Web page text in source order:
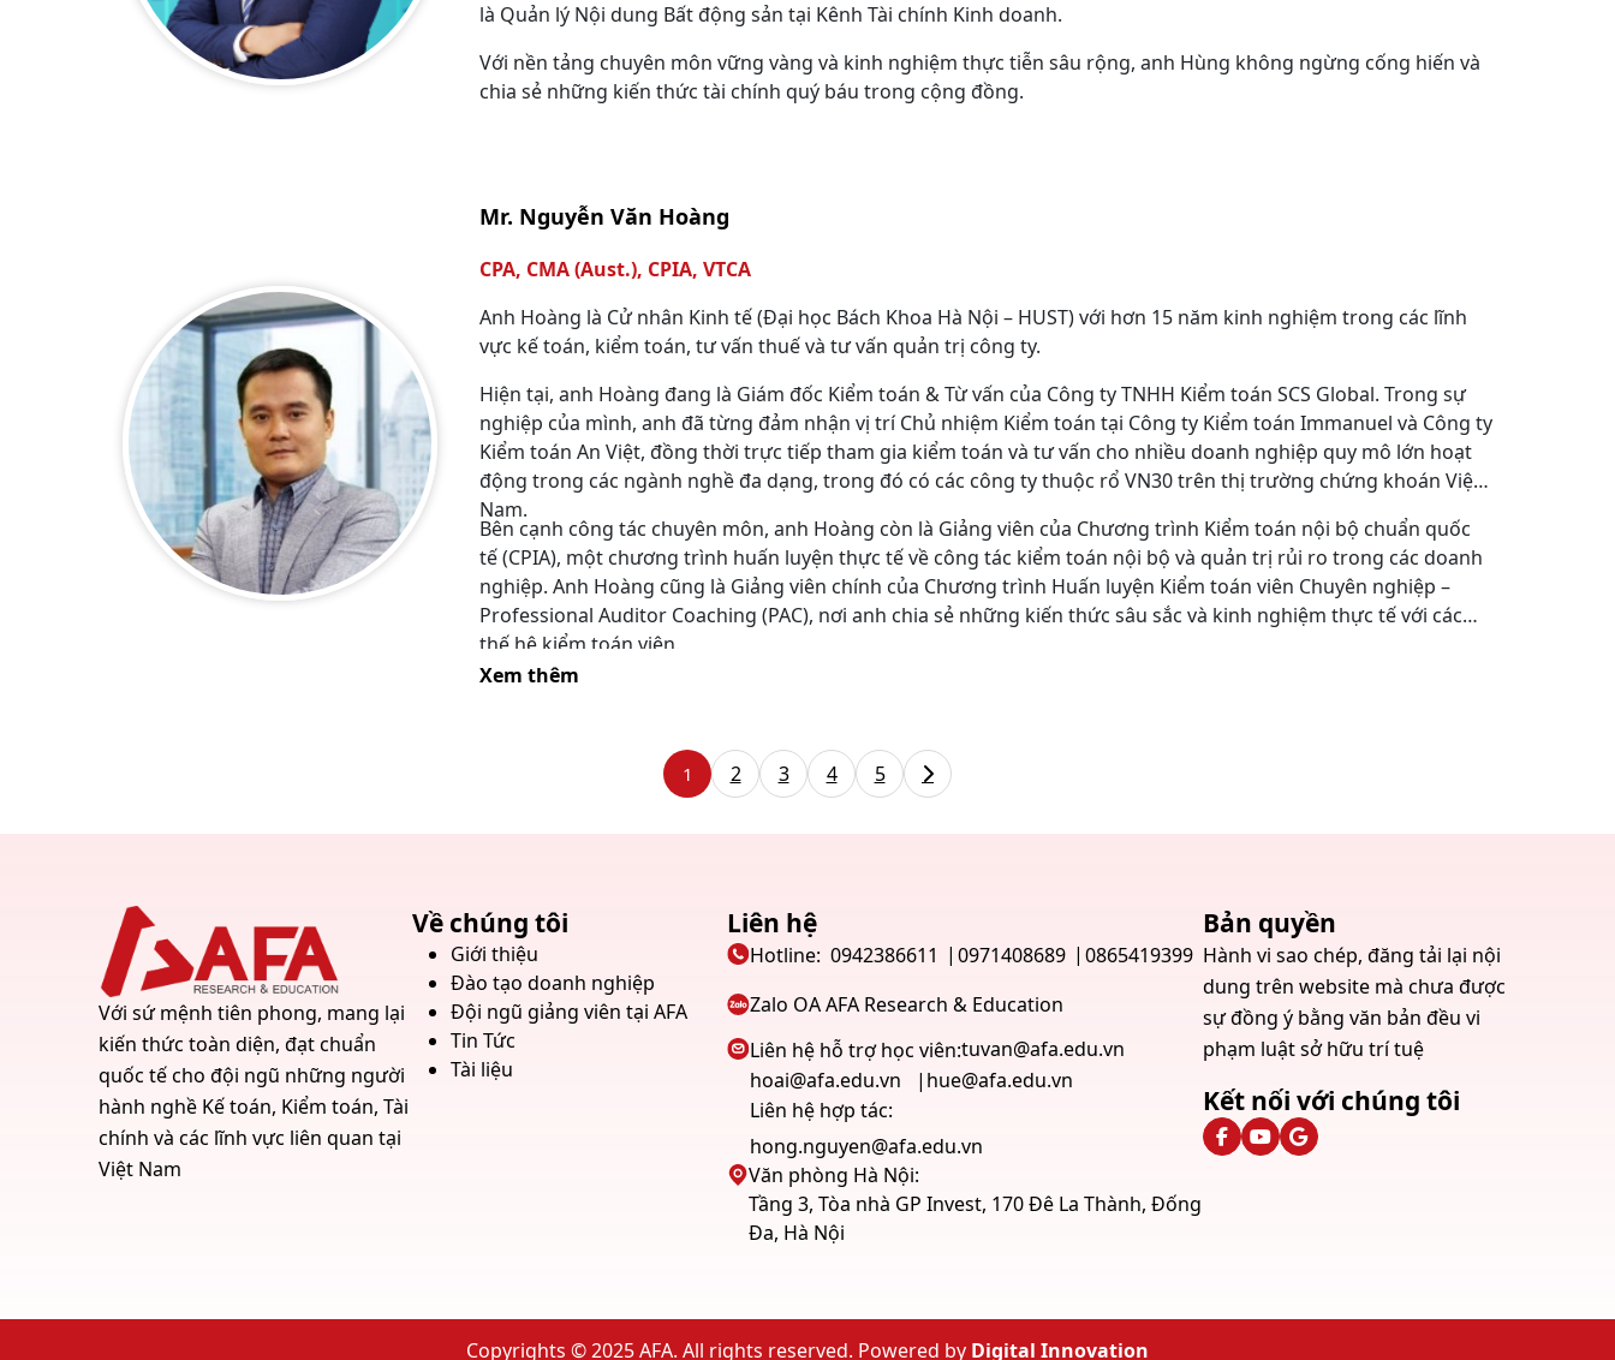
là Quản lý Nội dung Bất động sản tại Kênh Tài chính Kinh doanh.
Với nền tảng chuyên môn vững vàng và kinh nghiệm thực tiễn sâu rộng, anh Hùng không ngừng cống hiến và
chia sẻ những kiến thức tài chính quý báu trong cộng đồng.
Mr. Nguyễn Văn Hoàng
CPA, CMA (Aust.), CPIA, VTCA
Anh Hoàng là Cử nhân Kinh tế (Đại học Bách Khoa Hà Nội – HUST) với hơn 15 năm kinh nghiệm trong các lĩnh
vực kế toán, kiểm toán, tư vấn thuế và tư vấn quản trị công ty.
Hiện tại, anh Hoàng đang là Giám đốc Kiểm toán & Từ vấn của Công ty TNHH Kiểm toán SCS Global. Trong sự
nghiệp của mình, anh đã từng đảm nhận vị trí Chủ nhiệm Kiểm toán tại Công ty Kiểm toán Immanuel và Công ty
Kiểm toán An Việt, đồng thời trực tiếp tham gia kiểm toán và tư vấn cho nhiều doanh nghiệp quy mô lớn hoạt
động trong các ngành nghề đa dạng, trong đó có các công ty thuộc rổ VN30 trên thị trường chứng khoán Việt
Nam.
Bên cạnh công tác chuyên môn, anh Hoàng còn là Giảng viên của Chương trình Kiểm toán nội bộ chuẩn quốc
tế (CPIA), một chương trình huấn luyện thực tế về công tác kiểm toán nội bộ và quản trị rủi ro trong các doanh
nghiệp. Anh Hoàng cũng là Giảng viên chính của Chương trình Huấn luyện Kiểm toán viên Chuyên nghiệp –
Professional Auditor Coaching (PAC), nơi anh chia sẻ những kiến thức sâu sắc và kinh nghiệm thực tế với các
thế hệ kiểm toán viên.
Xem thêm
1 2 3 4 5
Với sứ mệnh tiên phong, mang lại
kiến thức toàn diện, đạt chuẩn
quốc tế cho đội ngũ những người
hành nghề Kế toán, Kiểm toán, Tài
chính và các lĩnh vực liên quan tại
Việt Nam
Về chúng tôi
Giới thiệu
Đào tạo doanh nghiệp
Đội ngũ giảng viên tại AFA
Tin Tức
Tài liệu
Liên hệ
Hotline: 0942386611 0971408689
0865419399
Zalo OA AFA Research & Education
Liên hệ hỗ trợ học viên:tuvan@afa.edu.vn
hoai@afa.edu.vn
hue@afa.edu.vn
Liên hệ hợp tác:
hong.nguyen@afa.edu.vn
Văn phòng Hà Nội:
Tầng 3, Tòa nhà GP Invest, 170 Đê La Thành, Đống
Đa, Hà Nội
Bản quyền
Hành vi sao chép, đăng tải lại nội
dung trên website mà chưa được
sự đồng ý bằng văn bản đều vi
phạm luật sở hữu trí tuệ
Kết nối với chúng tôi
Copyrights © 2025 AFA. All rights reserved. Powered by Digital Innovation